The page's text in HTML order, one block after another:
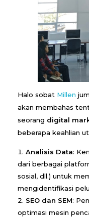
Halo sobat Millen
akan membahas
seorang digital
beberapa keahlian
Analisis Data:
dari berbagai
sosial, dll.) untuk
mengidentifikasi
SEO dan SEM:
optimasi mesin